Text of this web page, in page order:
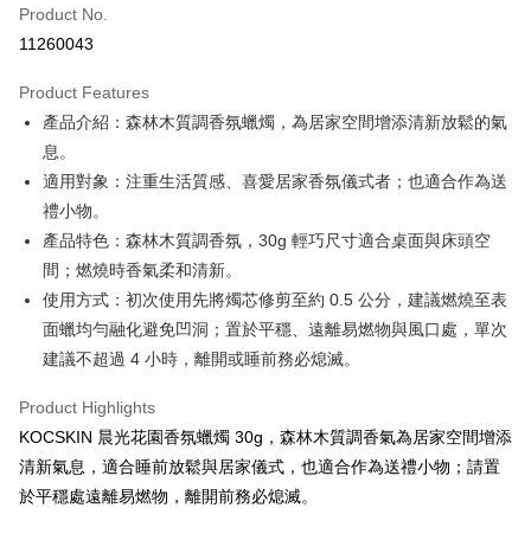
Credit Card Installments
Taiwan Cooperative Bank
Hua Nan Commercial Bank
Chang Hwa Commercial Bank
The Shanghai Commercial &
Savings Bank
Cathay United Bank
Taiwan Business Bank
Taichung Commercial Bank
HSBC Bank (Taiwan) Limited
Union Bank of Taiwan
Far Eastern International Bank
Yuanta Commercial Bank
Bank SinoPac
E.SUN Commercial Bank
DBS Bank
Taiwan Rakuten Card, Inc.
LINE Pay
Apple Pay
Easy Wallet
Google Pay
ATM Transfer
Cash on Delivery
全家取貨付款
NT$85/order | Free shipping on orders of NT$699 or more
Product No.
11260043
Product Features
產品介紹：森林木質調香氛蠟燭，為居家空間增添清新放鬆的氣
息。
適用對象：注重生活質感、喜愛居家香氛儀式者；也適合作為送
禮小物。
產品特色：森林木質調香氛，30g 輕巧尺寸適合桌面與床頭空
間；燃燒時香氣柔和清新。
使用方式：初次使用先將燭芯修剪至約 0.5 公分，建議燃燒至表
面蠟均勻融化避免凹洞；置於平穩、遠離易燃物與風口處，單次
建議不超過 4 小時，離開或睡前務必熄滅。
Product Highlights
KOCSKIN 晨光花園香氛蠟燭 30g，森林木質調香氣為居家空間增添
清新氣息，適合睡前放鬆與居家儀式，也適合作為送禮小物；請置
於平穩處遠離易燃物，離開前務必熄滅。